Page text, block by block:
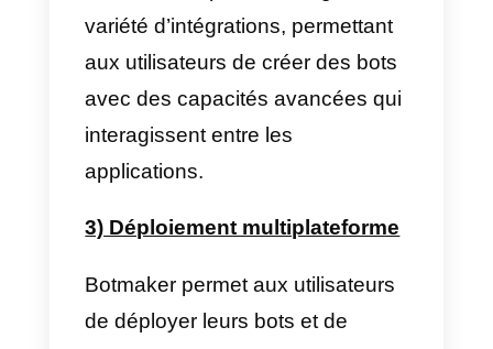
Botmaker?
Botmaker offre un large éventail
de fonctionnalités pour aider les
utilisateurs à créer et à déployer
1)Interface intuitive